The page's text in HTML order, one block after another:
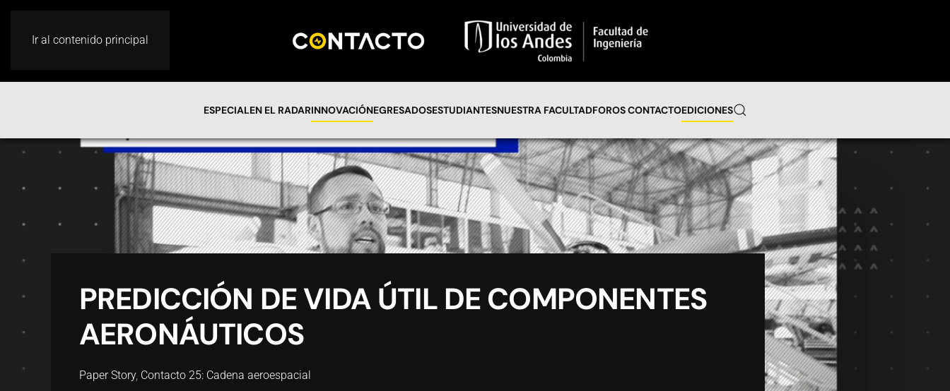
Ir al contenido principal
ESPECIALEN EL RADARINNOVACIÓNEGRESADOSESTUDIANTESNUESTRA FACULTADFOROS CONTACTOEDICIONES
PREDICCIÓN DE VIDA ÚTIL DE COMPONENTES
AERONÁUTICOS
Paper Story, Contacto 25: Cadena aeroespacial